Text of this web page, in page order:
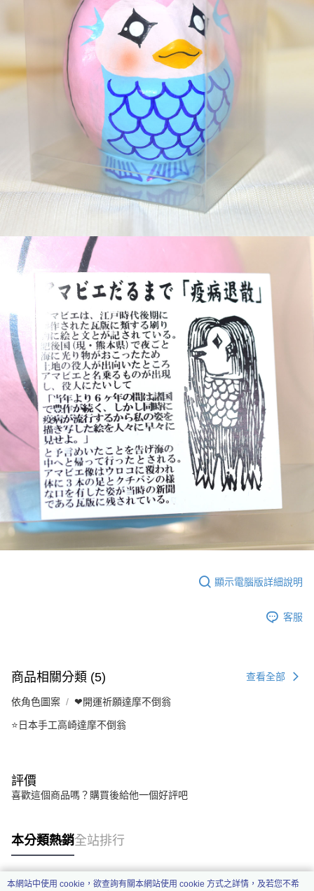
顯示電腦版詳細說明
客服
商品相關分類 (5) 查看全部
依角色圖案 ❤開運祈願達摩不倒翁
⭐日本手工高崎達摩不倒翁
評價
喜歡這個商品嗎？購買後給他一個好評吧
本分類熱銷全站排行
本網站中使用 cookie，欲查詢有關本網站使用 cookie 方式之詳情，及若您不希